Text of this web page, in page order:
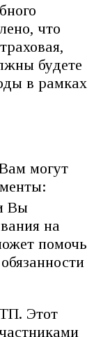
что
будете
в рамках
могут
Вы
на
помочь
Этот